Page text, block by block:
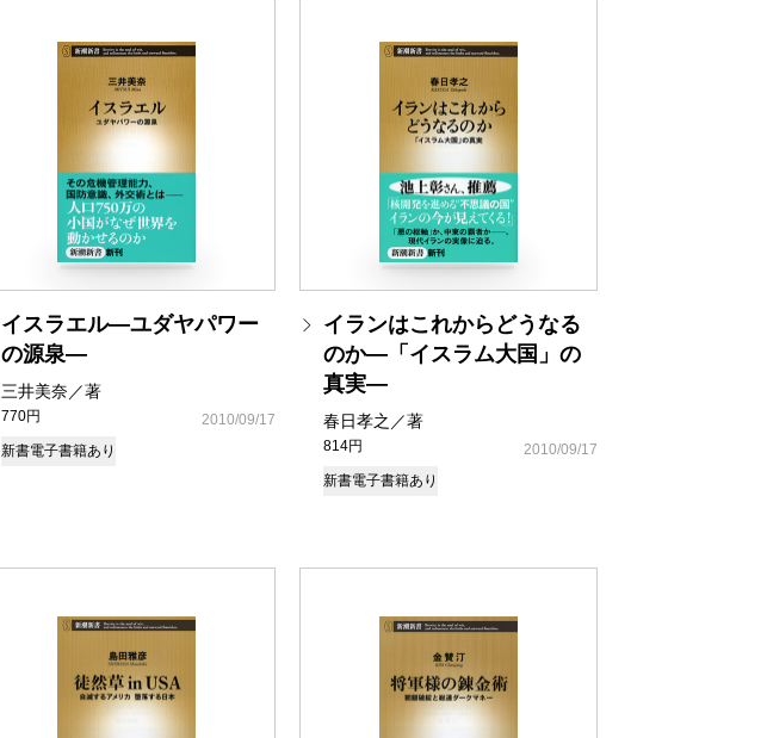
イスラエル―ユダヤパワー
の源泉―
三井美奈／著
770円
2010/09/17
新書電子書籍あり
イランはこれからどうなる
のか―「イスラム大国」の
真実―
春日孝之／著
814円
2010/09/17
新書電子書籍あり